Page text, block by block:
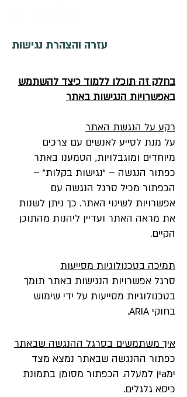
עזרה והצהרת נגישות
בחלק זה תוכלו ללמוד כיצד להשתמש
באפשרויות הנגישות באתר
רקע על הנגשת האתר
על מנת לסייע לאנשים עם צרכים
מיוחדים ומוגבלויות, הטמענו באתר
כפתור הנגשה – "נגישות בקלות" –
הכפתור מכיל סרגל הנגשה עם
אפשרויות לשינוי האתר. כך ניתן לשנות
את מראה האתר ועדיין ליהנות מהתוכן
הקיים.
תמיכה בטכנולוגיות מסייעות
סרגל אפשרויות הנגישות באתר תומך
בטכנולוגיות מסייעות על ידי שימוש
בחוקי ARIA.
איך משתמשים בסרגל ההנגשה שבאתר
כפתור ההנגשה שבאתר נמצא מצד
ימaין למעלה. הכפתור מסומן בתמונת
כיסא גלגלים.